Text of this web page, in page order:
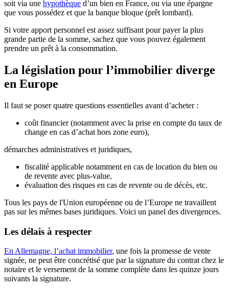
soit via une hypothèque d’un bien en France, ou via une épargne
que vous possédez et que la banque bloque (prêt lombard).
Si votre apport personnel est assez suffisant pour payer la plus
grande partie de la somme, sachez que vous pouvez également
prendre un prêt à la consommation.
La législation pour l’immobilier diverge
en Europe
Il faut se poser quatre questions essentielles avant d’acheter :
coût financier (notamment avec la prise en compte du taux de
change en cas d’achat hors zone euro),
démarches administratives et juridiques,
fiscalité applicable notamment en cas de location du bien ou
de revente avec plus-value,
évaluation des risques en cas de revente ou de décès, etc.
Tous les pays de l'Union européenne ou de l’Europe ne travaillent
pas sur les mêmes bases juridiques. Voici un panel des divergences.
Les délais à respecter
En Allemagne, l’achat immobilier, une fois la promesse de vente
signée, ne peut être concrétisé que par la signature du contrat chez le
notaire et le versement de la somme complète dans les quinze jours
suivants la signature.